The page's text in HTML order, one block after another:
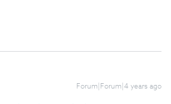
Forum|Forum|4 years ago